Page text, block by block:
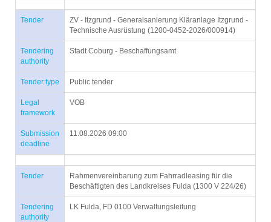
Tender
ZV - Itzgrund - Generalsanierung Kläranlage Itzgrund -
Technische Ausrüstung (1200-0452-2026/000914)
Tendering
authority
Stadt Coburg - Beschaffungsamt
Tender type Public tender
Legal
framework
VOB
Submission
deadline
11.08.2026 09:00
Tender
Rahmenvereinbarung zum Fahrradleasing für die
Beschäftigten des Landkreises Fulda (1300 V 224/26)
Tendering
authority
LK Fulda, FD 0100 Verwaltungsleitung